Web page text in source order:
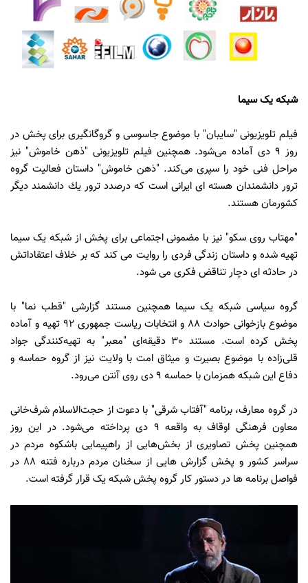
شبکه یک سیما
فیلم تلویزیونی "سایبان" با موضوع جاسوسی و گروگانگیری برای پخش در
روز 9 دی آماده می‌شود. همچنین فیلم تلویزیونی "ذهن خاموش" نیز
مراحل فنی خود را سپری می‌كند. "ذهن خاموش" داستان فعالیت گروه
ترور دانشمندان هسته ای ایرانی است كه درصدد ترور یك دانشمند دیگر
كشورمان هستند.
"مهتاب روی سكو" نیز با مضمونی اجتماعی برای پخش از شبکه یک سیما
تهیه شده و داستان زندگی فردی را روایت می كند كه بر خلاف اعتقاداتش
در حادثه ای دچار تناقض فكری می شود.
گروه سیاسیشبکه یک سیما همچنین مستند گزارشی "قطب نما" با
موضوع بازخوانی حوادث 88 و انتخابات ریاست جمهوری 92 تهیه و آماده
پخش کرده است. مستند 30 دقیقه‌ای "معبر" به تهیه‌کنندگی جواد
قلی‌زاده با موضوع بصیرت و میثاق امت با ولایت نیز از گروه حماسه و
دفاع این شبکه همزمان با حماسه 9 دی روی آنتن می‌رود.
در گروه معارف، برنامه "آفتاب شرقی" با دعوت از حجت‌الاسلام شرف‌خانی
معاون فرهنگی اوقاف به واقعه 9 دی پرداخته می‌شود. در این روز
همچنین پخش تصاویری از بخش‌هایی از راهپیمایی باشکوه مردم در
سراسر کشور و پخش گزارش هایی از سخنان مردم درباره فتنه 88 در
فواصل برنامه ها در دستور کار گروه پخش شبکه یک قرار گرفته است.